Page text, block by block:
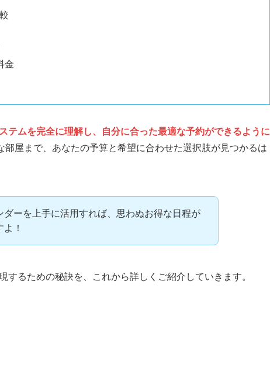
金
テムを完全に理解し、自分に合った最適な予約ができるように
部屋まで、あなたの予算と希望に合わせた選択肢が見つかるは
ダーを上手に活用すれば、思わぬお得な日程が
！
するための秘訣を、これから詳しくご紹介していきます。